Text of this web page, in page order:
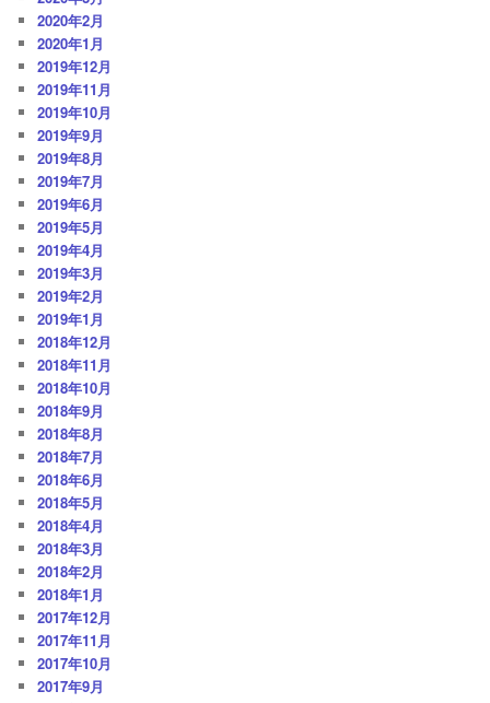
2020年2月
2020年1月
2019年12月
2019年11月
2019年10月
2019年9月
2019年8月
2019年7月
2019年6月
2019年5月
2019年4月
2019年3月
2019年2月
2019年1月
2018年12月
2018年11月
2018年10月
2018年9月
2018年8月
2018年7月
2018年6月
2018年5月
2018年4月
2018年3月
2018年2月
2018年1月
2017年12月
2017年11月
2017年10月
2017年9月